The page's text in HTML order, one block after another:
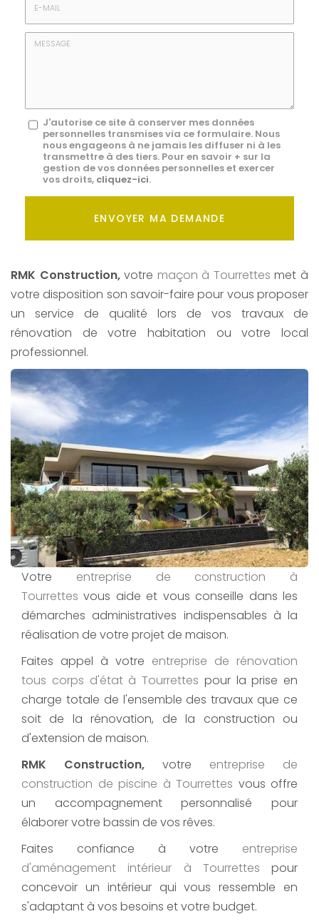
E-
Message
J'autorise ce site à conserver mes données
personnelles transmises via ce formulaire. Nous
nous engageons à ne jamais les diffuser ni à les
transmettre à des tiers. Pour en savoir + sur la
gestion de vos données personnelles et exercer
vos droits, cliquez-ici.
Acceptation
ENVOYER MA DEMANDE
RMK Construction,votre maçon à Tourrettes met à
votre disposition son savoir-faire pour vous proposer
un service de qualité lors de vos travaux de
rénovation de votre habitation ou votre local
professionnel.
Votre entreprise de construction à
Tourrettes vous aide et vous conseille dans les
démarches administratives indispensables à la
réalisation de votre projet de maison.
Faites appel à votre entreprise de rénovation
tous corps d'état à Tourrettes pour la prise en
charge totale de l'ensemble des travaux que ce
soit de la rénovation, de la construction ou
d'extension de maison.
RMK Construction, votre entreprise de
construction de piscine à Tourrettes vous offre
un accompagnement personnalisé pour
élaborer votre bassin de vos rêves.
Faites confiance à votre entreprise
d'aménagement intérieur à Tourrettes pour
concevoir un intérieur qui vous ressemble en
s'adaptant à vos besoins et votre budget.